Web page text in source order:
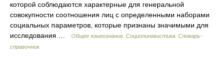
которой соблюдаются характерные для генеральной
совокупности соотношения лиц с определенными наборами
социальных параметров, которые признаны значимыми для
исследования …
Общее языкознание. Социолингвистика: Словарь-
справочник